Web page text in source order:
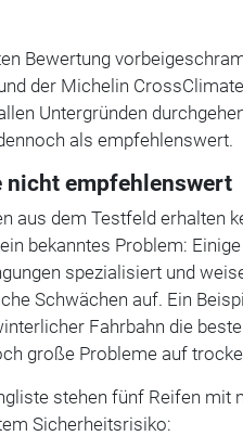
Bewertung
der Michelin
Untergründen
als empfehlenswert.
nicht empfehlenswert
aus dem Testfeld erhalten
bekanntes Problem:
spezialisiert und
Schwächen auf. Ein
Fahrbahn die
große Probleme auf
stehen fünf Reifen mit
Sicherheitsrisiko: